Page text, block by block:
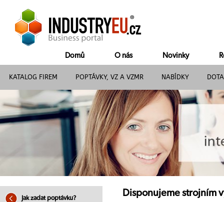
Domů O nás Novinky
KATALOG FIREM POPTÁVKY, VZ A VZMR NABÍDKY
Jak zadat poptávku?
Disponujeme strojním